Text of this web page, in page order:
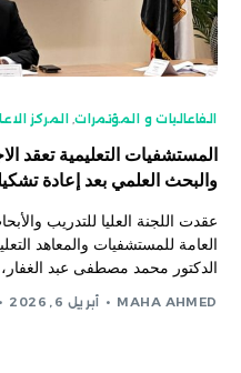
الفاعاليات و المؤتمرات, المركز
المستشفيات التعليمية تعقد
والبحث العلمي بعد إعادة
عقدت اللجنة العليا للتدريب
العامة للمستشفيات والمعاهد
الدكتور محمد مصطفى عبد
MAHA AHMED أبريل 6, 2026